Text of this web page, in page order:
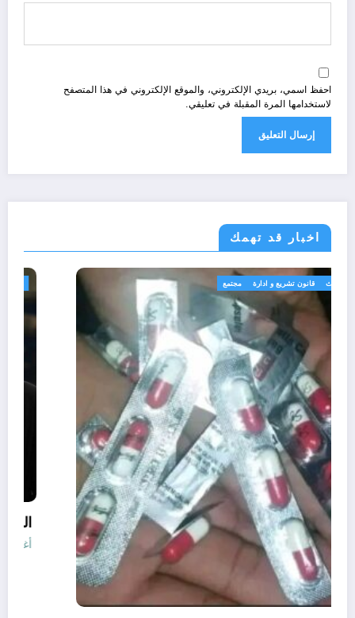
احفظ اسمي، بريدي الإلكتروني، والموقع الإلكتروني في هذا المتصفح
لاستخدامها المرة المقبلة في تعليقي.
اخبار قد تهمك
الجزائر الحدث قانون تشريع و ادارة مجتمع